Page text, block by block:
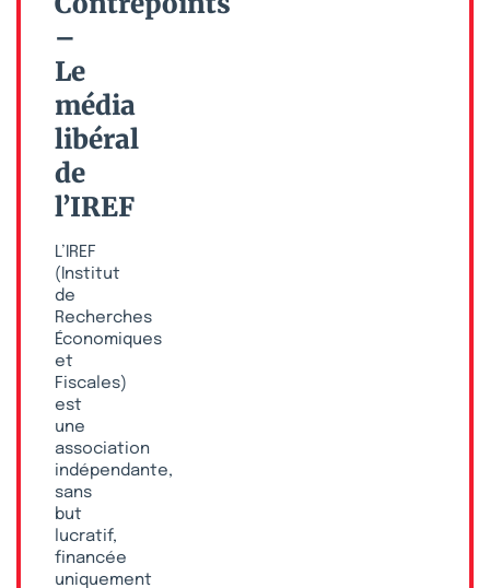
–
Le
média
libéral
de
l’IREF
L’IREF
(Institut
de
Recherches
Économiques
et
Fiscales)
est
une
association
indépendante,
sans
but
lucratif,
financée
uniquement